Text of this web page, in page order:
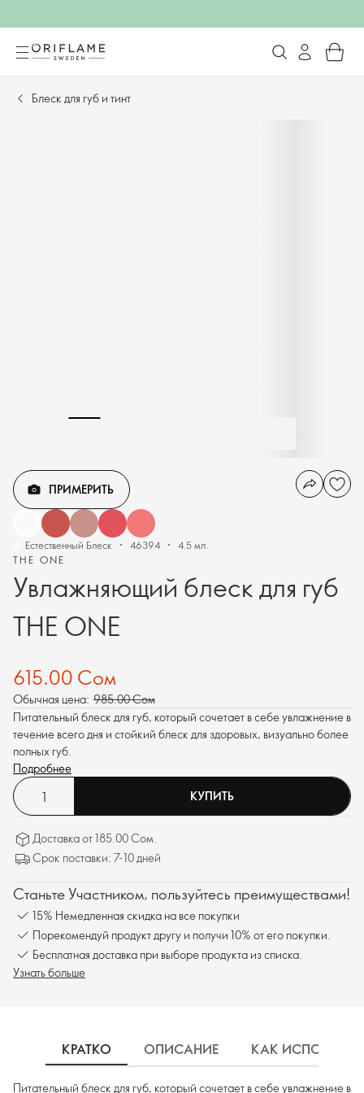
Блеск для губ и тинт
THE ONE
Увлажняющий блеск для губ
THE ONE
ПРИМЕРИТЬ
Естественный Блеск 46394 4.5 мл.
615.00 Сом
Обычная цена: 985.00 Сом
Питательный блеск для губ, который сочетает в себе увлажнение в
течение всего дня и стойкий блеск для здоровых, визуально более
полных губ.
Подробнее
КУПИТЬ
Доставка от 185.00 Сом.
Срок поставки: 7-10 дней
Станьте Участником, пользуйтесь преимуществами!
15% Немедленная скидка на все покупки
Порекомендуй продукт другу и получи 10% от его покупки.
Бесплатная доставка при выборе продукта из списка.
Узнать больше
КРАТКО ОПИСАНИЕ КАК
Питательный блеск для губ, который сочетает в себе увлажнение в